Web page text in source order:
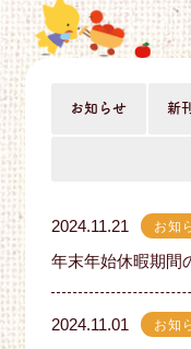
お知らせ 新
2024.11.21 お知
年末年始休暇期間
2024.11.01 お知